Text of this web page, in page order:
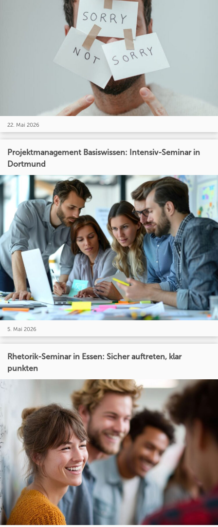
22. Mai 2026
Projektmanagement Basiswissen: Intensiv-Seminar in
Dortmund
5. Mai 2026
Rhetorik-Seminar in Essen: Sicher auftreten, klar
punkten